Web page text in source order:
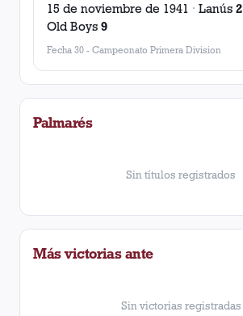
15 de noviembre de 1941 · Lanús 2
Old Boys 9
Fecha 30 - Campeonato Primera Division
Palmarés
Sin títulos registrados
Más victorias ante
Sin victorias registradas